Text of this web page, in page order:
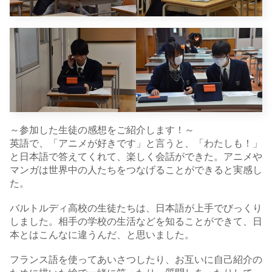
～参加した生徒の感想をご紹介します！～
英語で、「アニメが好きです」と言うと、「わたしも！」
と日本語で答えてくれて、楽しく会話ができた。アニメや
マンガは世界中の人たちをつなげることができると実感し
た。
バルトルディ高校の生徒たちは、日本語が上手でびっくり
しました。相手の学校の生活などを知ることができて、日
本とはこんなに違うんだ、と思いました。
フランス語を使ってあいさつしたり、お互いに自己紹介の